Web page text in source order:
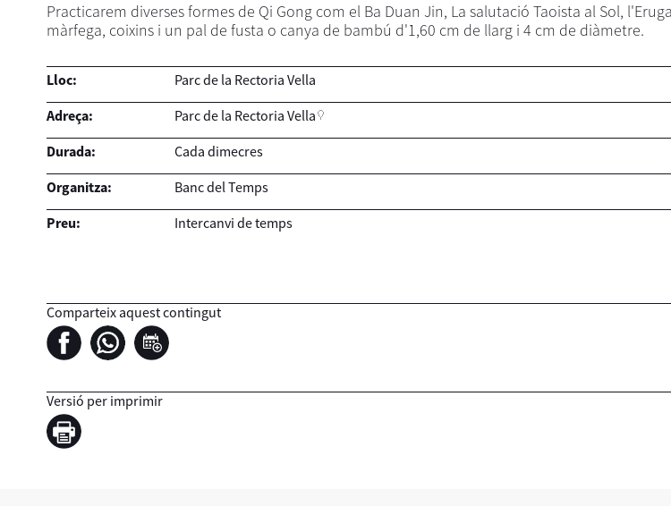
Practicarem diverses formes de Qi Gong com el Ba Duan Jin, La salutació Taoista al Sol,
màrfega, coixins i un pal de fusta o canya de bambú d'1,60 cm de llarg i 4 cm de diàmetre.
Lloc:
Parc de la Rectoria Vella
Adreça:
Parc de la Rectoria Vella
Durada:
Cada dimecres
Organitza:
Banc del Temps
Preu:
Intercanvi de temps
Comparteix aquest contingut
Versió per imprimir